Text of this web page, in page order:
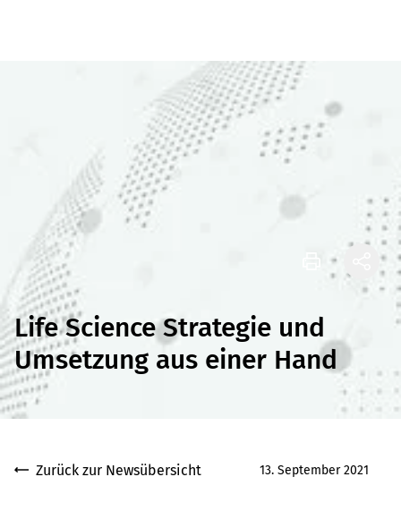
Life Science Strategie und
Umsetzung aus einer Hand
Zurück zur Newsübersicht 13. September 2021